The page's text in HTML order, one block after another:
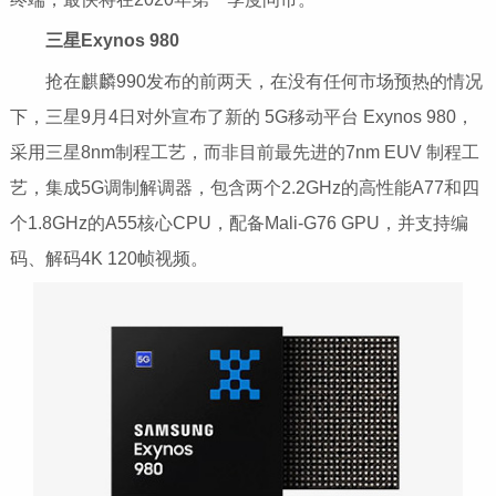
三星Exynos 980
抢在麒麟990发布的前两天，在没有任何市场预热的情况
下，三星9月4日对外宣布了新的 5G移动平台 Exynos 980，
采用三星8nm制程工艺，而非目前最先进的7nm EUV 制程工
艺，集成5G调制解调器，包含两个2.2GHz的高性能A77和四
个1.8GHz的A55核心CPU，配备Mali-G76 GPU，并支持编
码、解码4K 120帧视频。